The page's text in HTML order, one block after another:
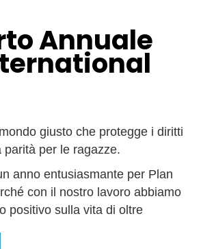
Annuale
giusto che protegge i diritti
parità per le ragazze.
anno entusiasmante per Plan
con il nostro lavoro abbiamo
positivo sulla vita di oltre